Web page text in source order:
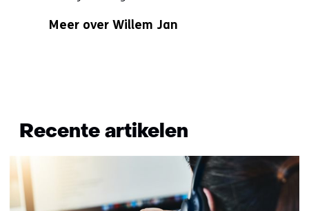
niet
Meer over Willem Jan
naar
(Wil
meer
Recente artikelen